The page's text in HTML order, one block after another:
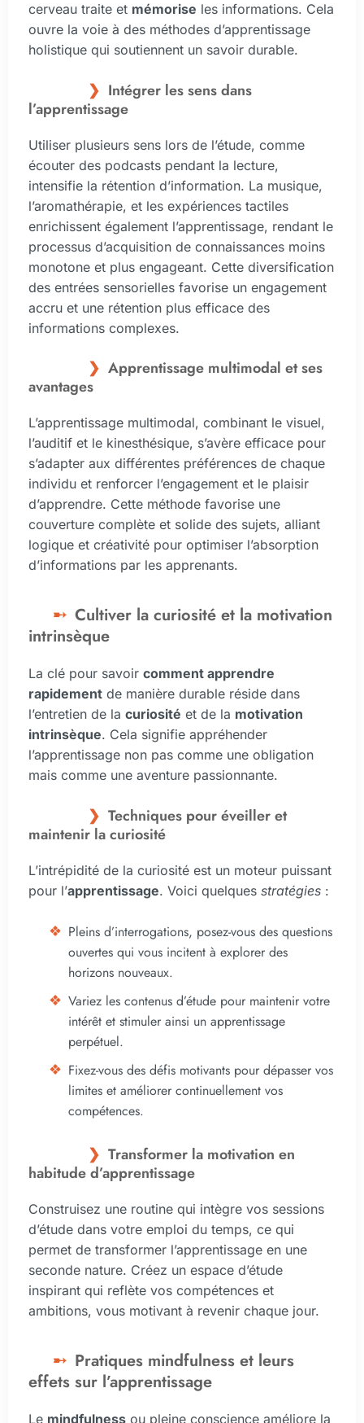
cerveau traite et mémorise les informations. Cela
ouvre la voie à des méthodes d’apprentissage
holistique qui soutiennent un savoir durable.
Intégrer les sens dans
l’apprentissage
Utiliser plusieurs sens lors de l’étude, comme
écouter des podcasts pendant la lecture,
intensifie la rétention d’information. La musique,
l’aromathérapie, et les expériences tactiles
enrichissent également l’apprentissage, rendant le
processus d’acquisition de connaissances moins
monotone et plus engageant. Cette diversification
des entrées sensorielles favorise un engagement
accru et une rétention plus efficace des
informations complexes.
Apprentissage multimodal et ses
avantages
L’apprentissage multimodal, combinant le visuel,
l’auditif et le kinesthésique, s’avère efficace pour
s’adapter aux différentes préférences de chaque
individu et renforcer l’engagement et le plaisir
d’apprendre. Cette méthode favorise une
couverture complète et solide des sujets, alliant
logique et créativité pour optimiser l’absorption
d’informations par les apprenants.
Cultiver la curiosité et la motivation
intrinsèque
La clé pour savoir comment apprendre
rapidement de manière durable réside dans
l’entretien de la curiosité et de la motivation
intrinsèque. Cela signifie appréhender
l’apprentissage non pas comme une obligation
mais comme une aventure passionnante.
Techniques pour éveiller et
maintenir la curiosité
L’intrépidité de la curiosité est un moteur puissant
pour l’apprentissage. Voici quelques stratégies :
Pleins d’interrogations, posez-vous des questions
ouvertes qui vous incitent à explorer des
horizons nouveaux.
Variez les contenus d’étude pour maintenir votre
intérêt et stimuler ainsi un apprentissage
perpétuel.
Fixez-vous des défis motivants pour dépasser vos
limites et améliorer continuellement vos
compétences.
Transformer la motivation en
habitude d’apprentissage
Construisez une routine qui intègre vos sessions
d’étude dans votre emploi du temps, ce qui
permet de transformer l’apprentissage en une
seconde nature. Créez un espace d’étude
inspirant qui reflète vos compétences et
ambitions, vous motivant à revenir chaque jour.
Pratiques mindfulness et leurs
effets sur l’apprentissage
Le mindfulness ou pleine conscience améliore la